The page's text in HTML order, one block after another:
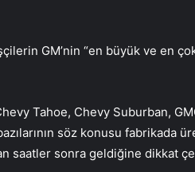
GM’nin “en büyük ve en
Tahoe, Chevy Suburban,
söz konusu fabrikada
saatler sonra geldiğine dikkat